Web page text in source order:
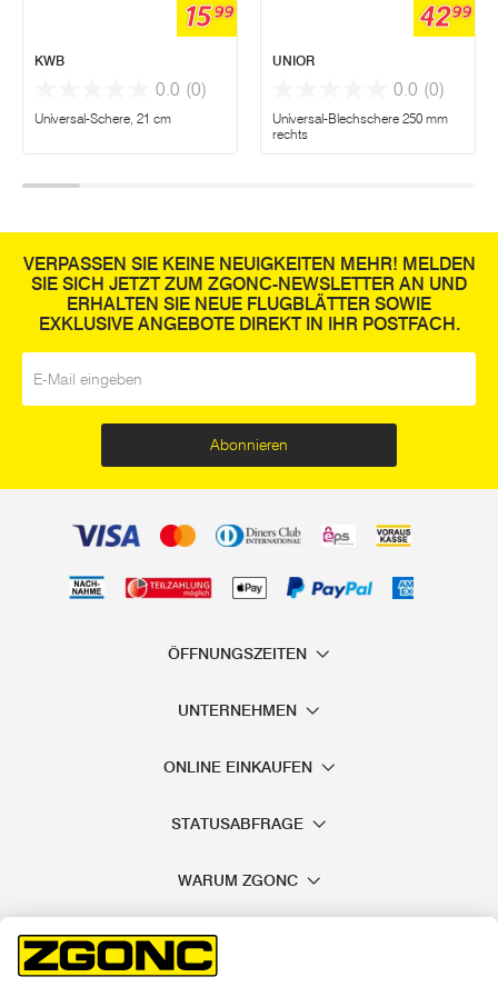
1599
KWB
0.0 (0)
Universal-Schere, 21 cm
4299
UNIOR
0.0 (0)
Universal-Blechschere 250 mm
rechts
VERPASSEN SIE KEINE NEUIGKEITEN MEHR! MELDEN
SIE SICH JETZT ZUM ZGONC-NEWSLETTER AN UND
ERHALTEN SIE NEUE FLUGBLÄTTER SOWIE
EXKLUSIVE ANGEBOTE DIREKT IN IHR POSTFACH.
Abonnieren
ÖFFNUNGSZEITEN
UNTERNEHMEN
ONLINE EINKAUFEN
STATUSABFRAGE
WARUM ZGONC